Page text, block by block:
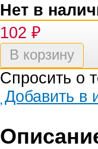
Нет в
102 ₽
Спросить о
Добавить в